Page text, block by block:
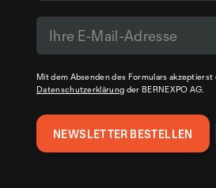
Mit dem Absenden des Formulars akzeptierst
Datenschutzerklärung der BERNEXPO AG.